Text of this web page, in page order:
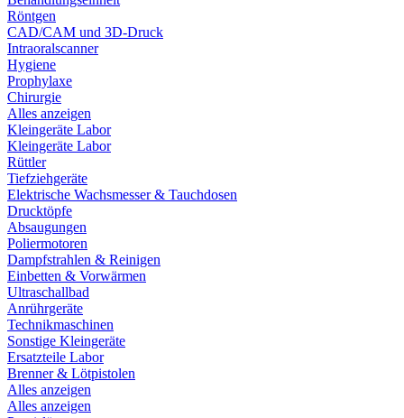
Röntgen
CAD/CAM und 3D-Druck
Intraoralscanner
Hygiene
Prophylaxe
Chirurgie
Alles anzeigen
Kleingeräte Labor
Kleingeräte Labor
Rüttler
Tiefziehgeräte
Elektrische Wachsmesser & Tauchdosen
Drucktöpfe
Absaugungen
Poliermotoren
Dampfstrahlen & Reinigen
Einbetten & Vorwärmen
Ultraschallbad
Anrührgeräte
Technikmaschinen
Sonstige Kleingeräte
Ersatzteile Labor
Brenner & Lötpistolen
Alles anzeigen
Alles anzeigen